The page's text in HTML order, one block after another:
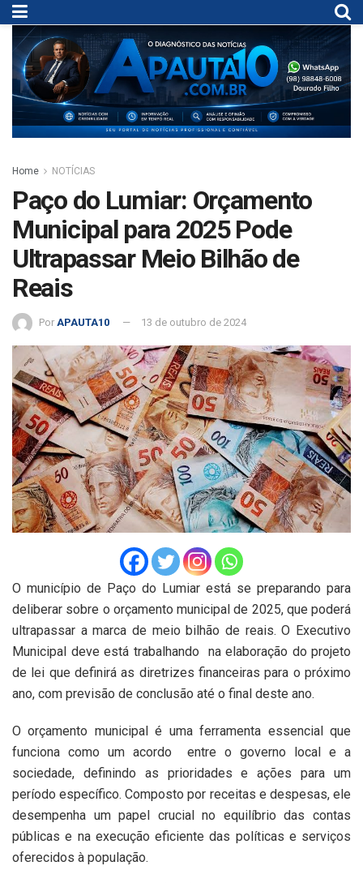
Home NOTÍCIAS
Paço do Lumiar: Orçamento
Municipal para 2025 Pode
Ultrapassar Meio Bilhão de
Reais
Por APAUTA10 13 de outubro de 2024
O município de Paço do Lumiar está se preparando para
deliberar sobre o orçamento municipal de 2025, que poderá
ultrapassar a marca de meio bilhão de reais. O Executivo
Municipal deve está trabalhando na elaboração do projeto
de lei que definirá as diretrizes financeiras para o próximo
ano, com previsão de conclusão até o final deste ano.
O orçamento municipal é uma ferramenta essencial que
funciona como um acordo entre o governo local e a
sociedade, definindo as prioridades e ações para um
período específico. Composto por receitas e despesas, ele
desempenha um papel crucial no equilíbrio das contas
públicas e na execução eficiente das políticas e serviços
oferecidos à população.